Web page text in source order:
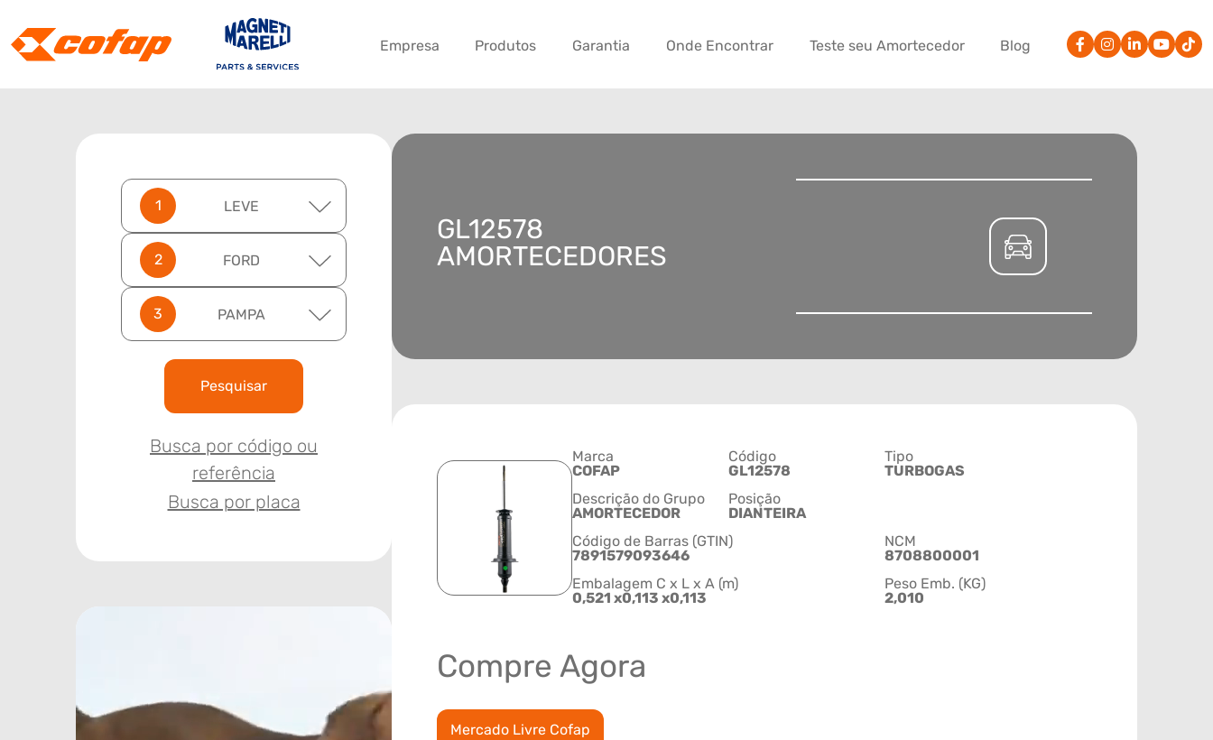
Empresa Produtos Garantia Onde Encontrar Teste seu Amortecedor Blog
LEVE
FORD
PAMPA
Pesquisar
Busca por código ou
referência
Busca por placa
GL12578
AMORTECEDORES
Marca
COFAP
Código
GL12578
Tipo
TURBOGAS
Descrição do Grupo
AMORTECEDOR
Posição
DIANTEIRA
Código de Barras (GTIN)
7891579093646
NCM
8708800001
Embalagem C x L x A (m)
0,521 x0,113 x0,113
Peso Emb. (KG)
2,010
Compre Agora
Mercado Livre Cofap